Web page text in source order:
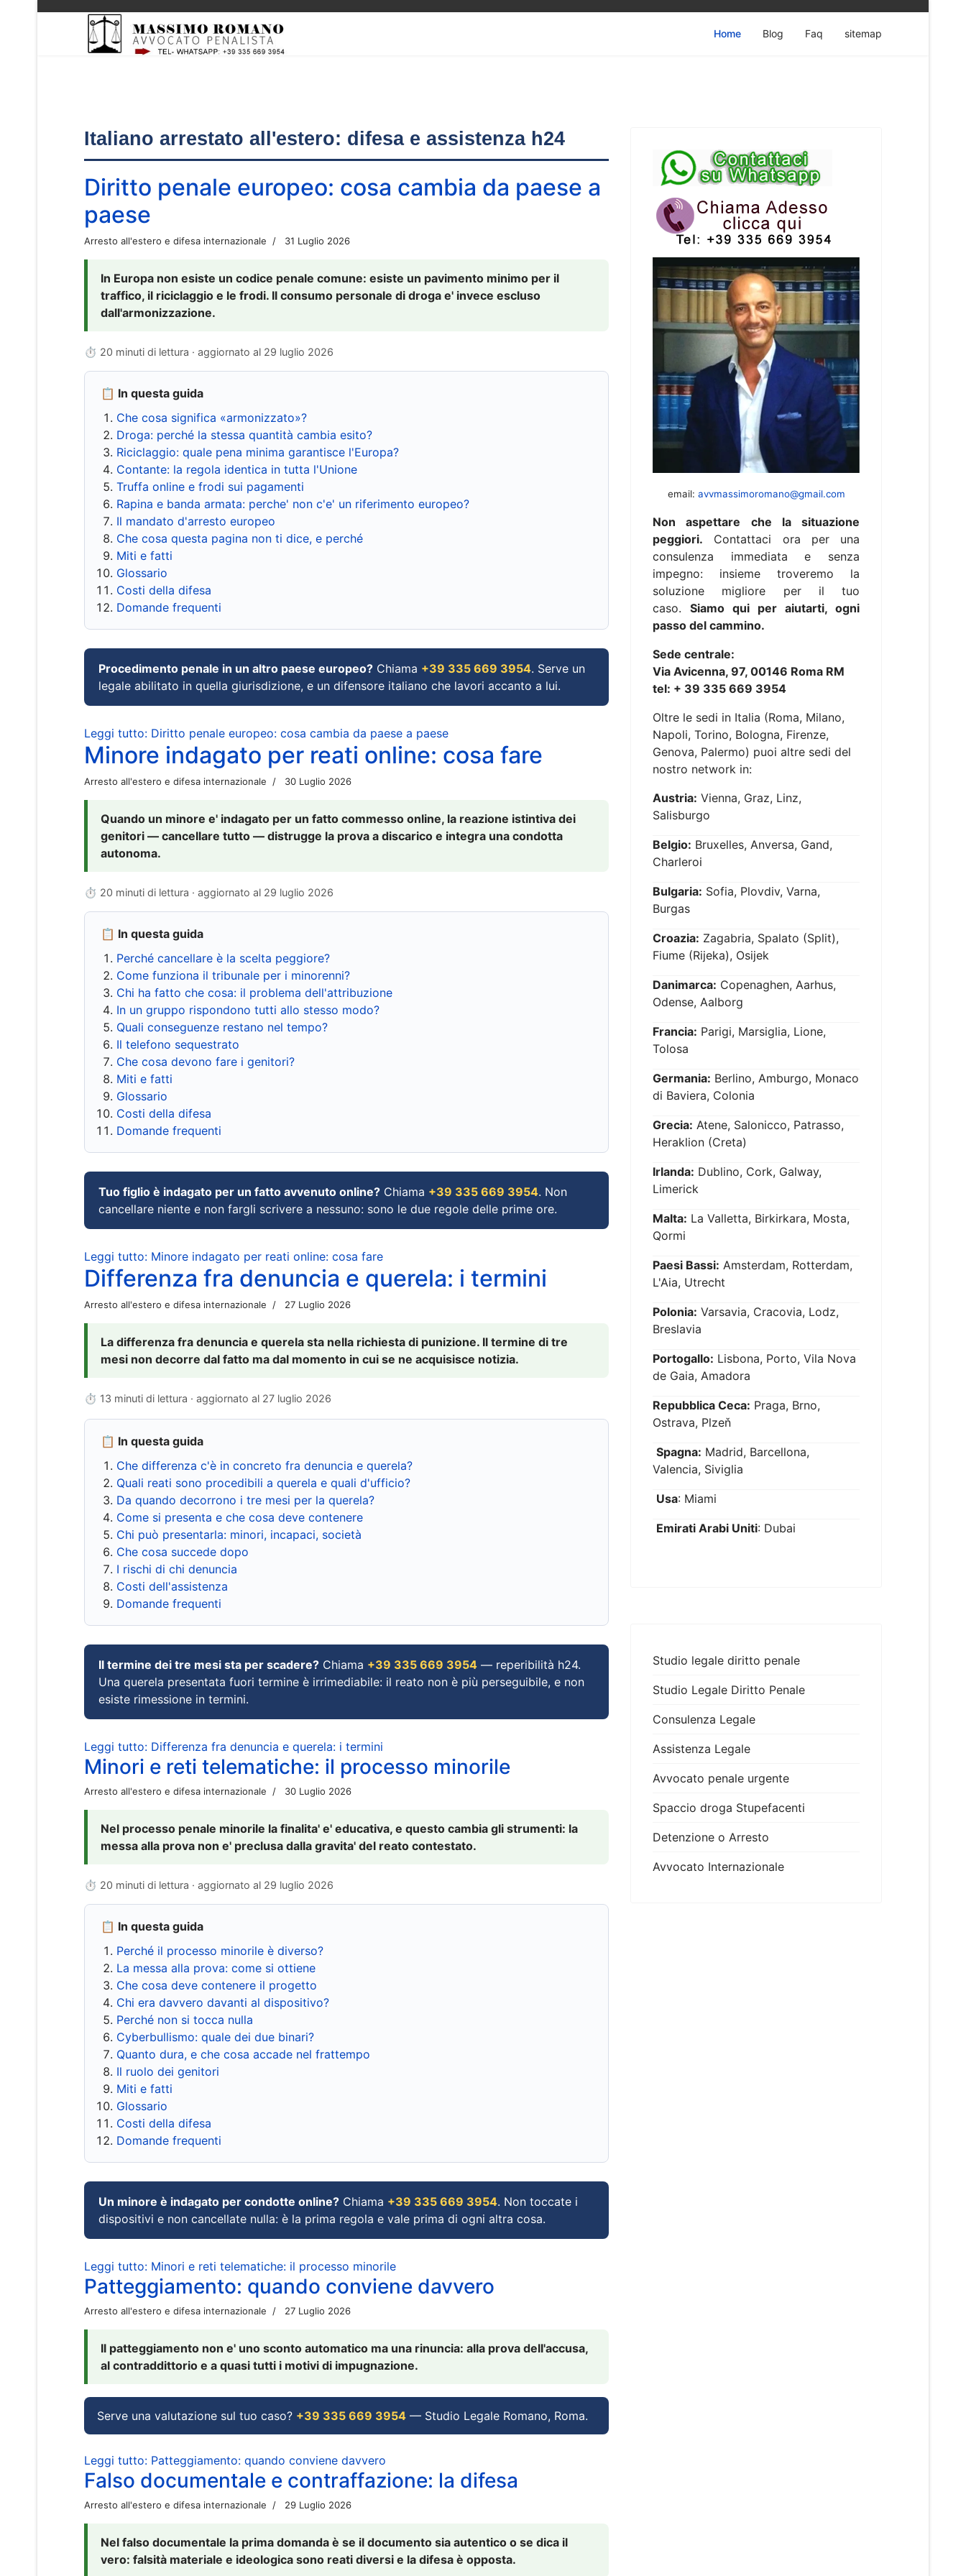
Home Blog Faq sitemap
Italiano arrestato all'estero: difesa e assistenza h24
Diritto penale europeo: cosa cambia da paese a
paese
Arresto all'estero e difesa internazionale 31 Luglio 2026
In Europa non esiste un codice penale comune: esiste un pavimento minimo per il
traffico, il riciclaggio e le frodi. Il consumo personale di droga e' invece escluso
dall'armonizzazione.
⏱ 20 minuti di lettura · aggiornato al 29 luglio 2026
📋 In questa guida
Che cosa significa «armonizzato»?
Droga: perché la stessa quantità cambia esito?
Riciclaggio: quale pena minima garantisce l'Europa?
Contante: la regola identica in tutta l'Unione
Truffa online e frodi sui pagamenti
Rapina e banda armata: perche' non c'e' un riferimento europeo?
Il mandato d'arresto europeo
Che cosa questa pagina non ti dice, e perché
Miti e fatti
Glossario
Costi della difesa
Domande frequenti
Procedimento penale in un altro paese europeo? Chiama +39 335 669 3954. Serve un
legale abilitato in quella giurisdizione, e un difensore italiano che lavori accanto a lui.
Leggi tutto: Diritto penale europeo: cosa cambia da paese a paese
Minore indagato per reati online: cosa fare
Arresto all'estero e difesa internazionale 30 Luglio 2026
Quando un minore e' indagato per un fatto commesso online, la reazione istintiva dei
genitori — cancellare tutto — distrugge la prova a discarico e integra una condotta
autonoma.
⏱ 20 minuti di lettura · aggiornato al 29 luglio 2026
📋 In questa guida
Perché cancellare è la scelta peggiore?
Come funziona il tribunale per i minorenni?
Chi ha fatto che cosa: il problema dell'attribuzione
In un gruppo rispondono tutti allo stesso modo?
Quali conseguenze restano nel tempo?
Il telefono sequestrato
Che cosa devono fare i genitori?
Miti e fatti
Glossario
Costi della difesa
Domande frequenti
Tuo figlio è indagato per un fatto avvenuto online? Chiama +39 335 669 3954. Non
cancellare niente e non fargli scrivere a nessuno: sono le due regole delle prime ore.
Leggi tutto: Minore indagato per reati online: cosa fare
Differenza fra denuncia e querela: i termini
Arresto all'estero e difesa internazionale 27 Luglio 2026
La differenza fra denuncia e querela sta nella richiesta di punizione. Il termine di tre
mesi non decorre dal fatto ma dal momento in cui se ne acquisisce notizia.
⏱ 13 minuti di lettura · aggiornato al 27 luglio 2026
📋 In questa guida
Che differenza c'è in concreto fra denuncia e querela?
Quali reati sono procedibili a querela e quali d'ufficio?
Da quando decorrono i tre mesi per la querela?
Come si presenta e che cosa deve contenere
Chi può presentarla: minori, incapaci, società
Che cosa succede dopo
I rischi di chi denuncia
Costi dell'assistenza
Domande frequenti
Il termine dei tre mesi sta per scadere? Chiama +39 335 669 3954 — reperibilità h24.
Una querela presentata fuori termine è irrimediabile: il reato non è più perseguibile, e non
esiste rimessione in termini.
Leggi tutto: Differenza fra denuncia e querela: i termini
Minori e reti telematiche: il processo minorile
Arresto all'estero e difesa internazionale 30 Luglio 2026
Nel processo penale minorile la finalita' e' educativa, e questo cambia gli strumenti: la
messa alla prova non e' preclusa dalla gravita' del reato contestato.
⏱ 20 minuti di lettura · aggiornato al 29 luglio 2026
📋 In questa guida
Perché il processo minorile è diverso?
La messa alla prova: come si ottiene
Che cosa deve contenere il progetto
Chi era davvero davanti al dispositivo?
Perché non si tocca nulla
Cyberbullismo: quale dei due binari?
Quanto dura, e che cosa accade nel frattempo
Il ruolo dei genitori
Miti e fatti
Glossario
Costi della difesa
Domande frequenti
Un minore è indagato per condotte online? Chiama +39 335 669 3954. Non toccate i
dispositivi e non cancellate nulla: è la prima regola e vale prima di ogni altra cosa.
Leggi tutto: Minori e reti telematiche: il processo minorile
Patteggiamento: quando conviene davvero
Arresto all'estero e difesa internazionale 27 Luglio 2026
Il patteggiamento non e' uno sconto automatico ma una rinuncia: alla prova dell'accusa,
al contraddittorio e a quasi tutti i motivi di impugnazione.
Serve una valutazione sul tuo caso? +39 335 669 3954 — Studio Legale Romano, Roma.
Leggi tutto: Patteggiamento: quando conviene davvero
Falso documentale e contraffazione: la difesa
Arresto all'estero e difesa internazionale 29 Luglio 2026
Nel falso documentale la prima domanda è se il documento sia autentico o se dica il
vero: falsità materiale e ideologica sono reati diversi e la difesa è opposta.
email: avvmassimoromano@gmail.com
Non aspettare che la situazione
peggiori. Contattaci ora per una
consulenza immediata e senza
impegno: insieme troveremo la
soluzione migliore per il tuo
caso. Siamo qui per aiutarti, ogni
passo del cammino.
Sede centrale:
Via Avicenna, 97, 00146 Roma RM
tel: + 39 335 669 3954
Oltre le sedi in Italia (Roma, Milano,
Napoli, Torino, Bologna, Firenze,
Genova, Palermo) puoi altre sedi del
nostro network in:
Austria: Vienna, Graz, Linz,
Salisburgo
Belgio: Bruxelles, Anversa, Gand,
Charleroi
Bulgaria: Sofia, Plovdiv, Varna,
Burgas
Croazia: Zagabria, Spalato (Split),
Fiume (Rijeka), Osijek
Danimarca: Copenaghen, Aarhus,
Odense, Aalborg
Francia: Parigi, Marsiglia, Lione,
Tolosa
Germania: Berlino, Amburgo, Monaco
di Baviera, Colonia
Grecia: Atene, Salonicco, Patrasso,
Heraklion (Creta)
Irlanda: Dublino, Cork, Galway,
Limerick
Malta: La Valletta, Birkirkara, Mosta,
Qormi
Paesi Bassi: Amsterdam, Rotterdam,
L'Aia, Utrecht
Polonia: Varsavia, Cracovia, Lodz,
Breslavia
Portogallo: Lisbona, Porto, Vila Nova
de Gaia, Amadora
Repubblica Ceca: Praga, Brno,
Ostrava, Plzeň
Spagna: Madrid, Barcellona,
Valencia, Siviglia
Usa: Miami
Emirati Arabi Uniti: Dubai
Studio legale diritto penale
Studio Legale Diritto Penale
Consulenza Legale
Assistenza Legale
Avvocato penale urgente
Spaccio droga Stupefacenti
Detenzione o Arresto
Avvocato Internazionale